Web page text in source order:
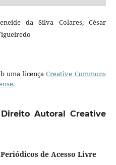
da Silva Colares, César
uma licençaCreative Commons
.
Autoral Creative
de Acesso Livre